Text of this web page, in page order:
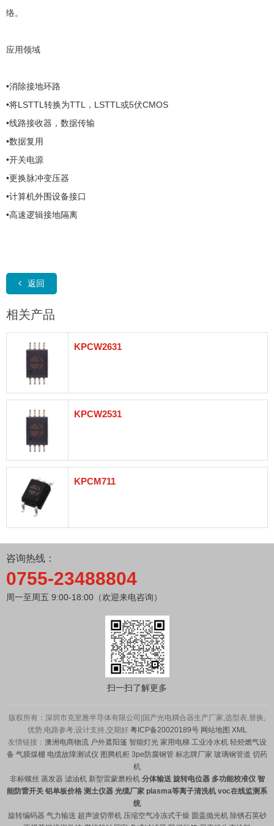
络。
应用领域
•消除接地环路
•将LSTTL转换为TTL，LSTTL或5伏CMOS
•线路接收器，数据传输
•数据复用
•开关电源
•更换脉冲变压器
•计算机外围设备接口
•高速逻辑接地隔离
返回
相关产品
KPCW2631
KPCW2531
KPCM711
咨询热线：
0755-23488804
周一至周五 9:00-18:00（欢迎来电咨询）
扫一扫了解更多
版权所有：深圳市克里雅半导体有限公司|国产光电耦合器生产厂家,选型表,替换,
优势,电路参考,设计支持,交期好 粤ICP备20020189号 网站地图 XML
友情链接： 澳洲电商物流 户外遮阳篷 智能灯光家用电梯 工业冷水机 轻烃燃气设
备 气膜煤棚 电缆故障测试仪 图腾机柜 3pe防腐钢管 标志牌厂家 玻璃钢管道 切药
机
非标螺丝 蒸发器 滤油机 新型雷蒙磨粉机 分体输送旋转电位器 多功能校准仪 智
能防雷开关 铝单板价格 测土仪器 光缆厂家 plasma等离子清洗机 voc在线监测系
统
旋转编码器 气力输送 超声波切带机 压缩空气冷冻式干燥 圆盖抛光机 除锈石英砂